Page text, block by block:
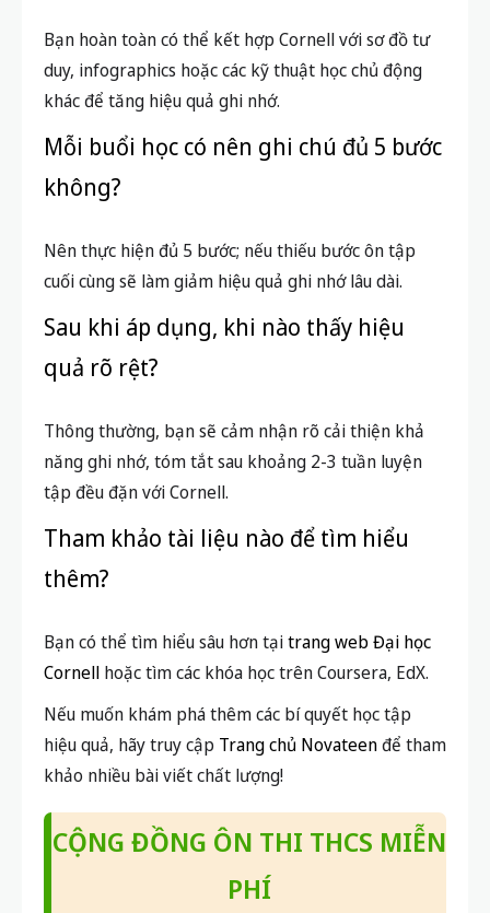
Bạn hoàn toàn có thể kết hợp Cornell với sơ đồ tư
duy, infographics hoặc các kỹ thuật học chủ động
khác để tăng hiệu quả ghi nhớ.
Mỗi buổi học có nên ghi chú đủ 5 bước
không?
Nên thực hiện đủ 5 bước; nếu thiếu bước ôn tập
cuối cùng sẽ làm giảm hiệu quả ghi nhớ lâu dài.
Sau khi áp dụng, khi nào thấy hiệu
quả rõ rệt?
Thông thường, bạn sẽ cảm nhận rõ cải thiện khả
năng ghi nhớ, tóm tắt sau khoảng 2-3 tuần luyện
tập đều đặn với Cornell.
Tham khảo tài liệu nào để tìm hiểu
thêm?
Bạn có thể tìm hiểu sâu hơn tạitrang web Đại học
Cornell hoặc tìm các khóa học trên Coursera, EdX.
Nếu muốn khám phá thêm các bí quyết học tập
hiệu quả, hãy truy cập Trang chủ Novateenđể tham
khảo nhiều bài viết chất lượng!
CỘNG ĐỒNG ÔN THI THCS MIỄN
PHÍ